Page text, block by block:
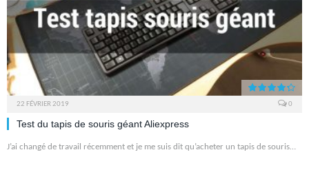
22 FÉVRIER 2019 0
Test du tapis de souris géant Aliexpress
J’ai changé de travail récemment et je me suis dit qu’acheter un tapis de souris…